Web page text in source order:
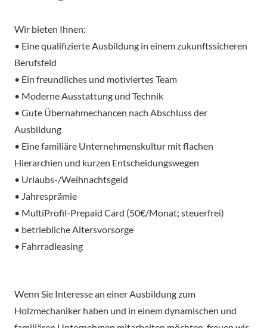
Wir bieten Ihnen:
• Eine qualifizierte Ausbildung in einem zukunftssicheren
Berufsfeld
• Ein freundliches und motiviertes Team
• Moderne Ausstattung und Technik
• Gute Übernahmechancen nach Abschluss der
Ausbildung
• Eine familiäre Unternehmenskultur mit flachen
Hierarchien und kurzen Entscheidungswegen
• Urlaubs-/Weihnachtsgeld
• Jahresprämie
• MultiProfil-Prepaid Card (50€/Monat; steuerfrei)
• betriebliche Altersvorsorge
• Fahrradleasing
Wenn Sie Interesse an einer Ausbildung zum
Holzmechaniker haben und in einem dynamischen und